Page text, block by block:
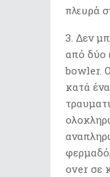
πλευρά
Δεν
από δύο
bowler.
κατά
over σε